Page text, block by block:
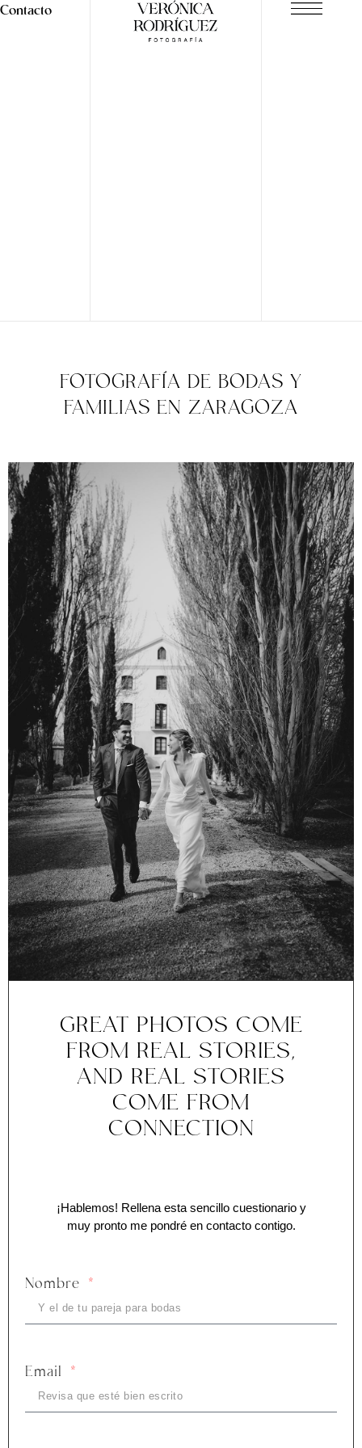
Contacto
FOTOGRAFÍA DE BODAS Y
FAMILIAS EN ZARAGOZA
GREAT PHOTOS COME
FROM REAL STORIES,
AND REAL STORIES
COME FROM
CONNECTION
¡Hablemos! Rellena esta sencillo cuestionario y
muy pronto me pondré en contacto contigo.
Nombre
Email